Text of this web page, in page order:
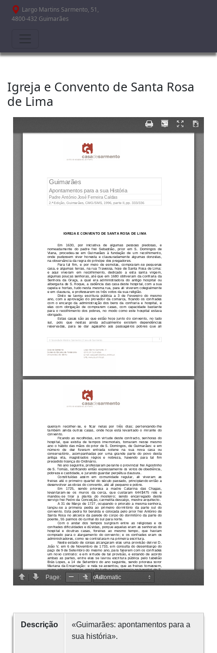
Passar para o conteúdo principal
Largo Martins Sarmento, 51,
4800-432 Guimarães
Igreja e Convento de Santa Rosa
de Lima
Descrição
«Guimarães: apontamentos para a
sua história».